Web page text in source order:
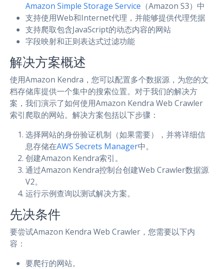
Amazon Simple Storage Service （Amazon S3）中
支持使用Web和Internet代理，并能够提供代理凭据
支持爬取包含JavaScript的动态内容的网站
字段映射和正则表达式过滤功能
解决方案概述
使用Amazon Kendra，您可以配置多个数据源，为您的文
档存储库提供一个集中的搜索位置。对于我们的解决方
案，我们演示了如何使用Amazon Kendra Web Crawler
索引爬取的网站。解决方案包括以下步骤：
选择网站的身份验证机制（如果需要），并将详细信
息存储在AWS Secrets Manager中。
创建Amazon Kendra索引。
通过Amazon Kendra控制台创建Web Crawler数据源
V2。
运行示例查询以测试解决方案。
先决条件
要尝试Amazon Kendra Web Crawler，您需要以下内
容：
要爬行的网站。